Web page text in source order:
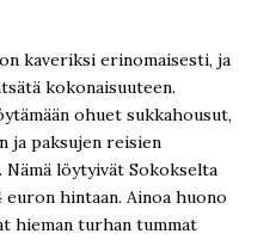
kaveriksi erinomaisesti, ja
kokonaisuuteen.
ohuet sukkahousut,
ja paksujen reisien
löytyivät Sokokselta
hintaan. Ainoa huono
hieman turhan tummat